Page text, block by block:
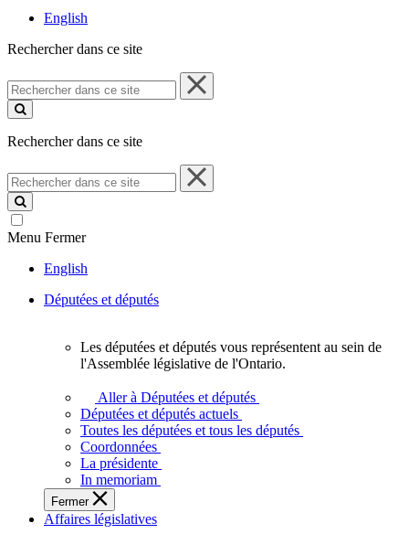
English
Rechercher dans ce site
Rechercher
dans
ce
Rechercher dans ce site
Rechercher
dans
ce
site
Menu Fermer
English
Députées et députés
députés
vous
représentent
sein
de
l'Assemblée
législative
Les députées et députés vous représentent au sein de
l'Assemblée législative de l'Ontario.
Aller à Députées et députés
Députées et députés actuels
Toutes les députées et tous les députés
Coordonnées
La présidente
In memoriam
Fermer
Affaires législatives